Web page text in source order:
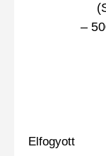
–
Elfogyott